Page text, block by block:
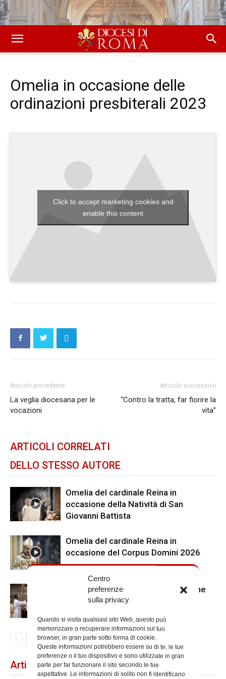
Centro
preferenze
sulla privacy
Quando si visita qualsiasi sito Web, questo può
memorizzare o recuperare informazioni sul tuo
browser, in gran parte sotto forma di cookie.
Queste informazioni potrebbero essere su di te, le tue
preferenze o il tuo dispositivo e sono utilizzate in gran
parte per far funzionare il sito secondo le tue
aspettative. Le informazioni di solito non ti identificano
Omelia in occasione delle
ordinazioni presbiterali 2023
Click to accept marketing cookies and
enable this content
Articolo precedente
La veglia diocesana per le
vocazioni
Articolo successivo
“Contro la tratta, far fiorire la
vita”
ARTICOLI CORRELATI
DELLO STESSO AUTORE
Omelia del cardinale Reina in
occasione della Natività di San
Giovanni Battista
Omelia del cardinale Reina in
occasione del Corpus Domini 2026
Ringraziamenti del vicario al termine
dell’Anno Santo
Articoli recenti